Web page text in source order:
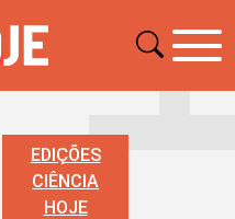
EDIÇÕES
CIÊNCIA
HOJE